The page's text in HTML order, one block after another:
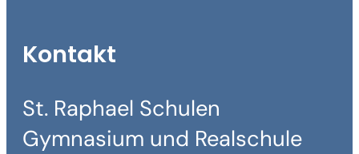
Kontakt
St. Raphael Schulen
Gymnasium und Realschule